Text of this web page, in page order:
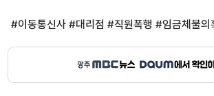
#이동통신사 #대리점 #직원폭행 #임금체불의